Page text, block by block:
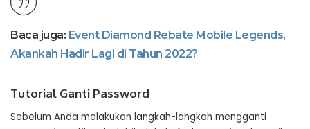
Baca juga: Event Diamond Rebate Mobile Legends,
Akankah Hadir Lagi di Tahun 2022?
Tutorial Ganti Password
Sebelum Anda melakukan langkah-langkah mengganti